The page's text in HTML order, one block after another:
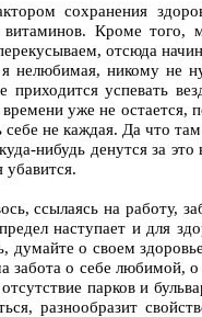
сохранения
Кроме того,
отсюда
нелюбимая, никому не
успевать
уже не остается,
не каждая. Да что
нибудь денутся за это
убавится.
ссылаясь на работу,
наступает и для
о своем
забота о себе любимой,
парков и
разнообразит